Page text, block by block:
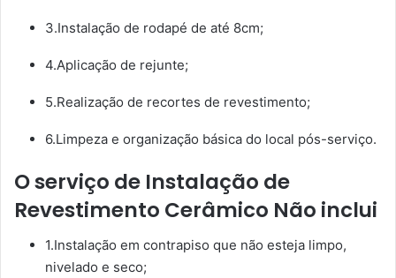
3.Instalação de rodapé de até 8cm;
4.Aplicação de rejunte;
5.Realização de recortes de revestimento;
6.Limpeza e organização básica do local pós-serviço.
O serviço de Instalação de
Revestimento Cerâmico Não inclui
1.Instalação em contrapiso que não esteja limpo,
nivelado e seco;